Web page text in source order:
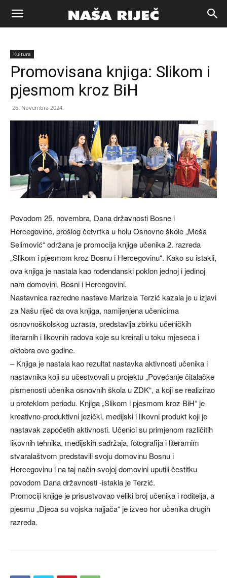
Naša
riječ
Zenica
Kultura
Promovisana knjiga: Slikom i
pjesmom kroz BiH
26. Novembra 2024.
Povodom 25. novembra, Dana državnosti Bosne i
Hercegovine, prošlog četvrtka u holu Osnovne škole „Meša
Selimović“ održana je promocija knjige učenika 2. razreda
„Slikom i pjesmom kroz Bosnu i Hercegovinu“. Kako su istakli,
ova knjiga je nastala kao rođendanski poklon jednoj i jedinoj
nam domovini, Bosni i Hercegovini.
Nastavnica razredne nastave Marizela Terzić kazala je u izjavi
za Našu riječ da ova knjiga, namijenjena učenicima
osnovnoškolskog uzrasta, predstavlja zbirku učeničkih
literarnih i likovnih radova koje su kreirali u toku mjeseca i
oktobra ove godine.
– Knjiga je nastala kao rezultat nastavka aktivnosti učenika i
nastavnika koji su učestvovali u projektu „Povećanje čitalačke
pismenosti učenika osnovnih škola u ZDK“, a koji se realizirao
u proteklom periodu. Knjiga „Slikom i pjesmom kroz BiH“ je
kreativno-produktivni jezički, medijski i likovni produkt koji je
nastavak započetih aktivnosti. Učenici su primjenom različitih
likovnih tehnika, medijskih sadržaja, fotografija i literarnim
stvaralaštvom predstavili svoju domovinu Bosnu i
Hercegovinu i na taj način svojoj domovini uputili čestitku
povodom Dana državnosti -istakla je Terzić.
Promociji knjige je prisustvovao veliki broj učenika i roditelja, a
pjesmu „Djeca su vojska najjača“ je izveo hor učenika drugih
razreda.